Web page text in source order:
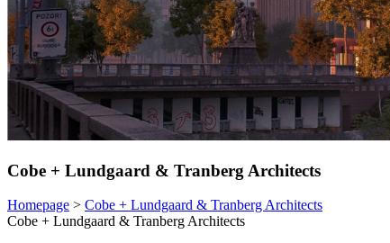
Cobe + Lundgaard & Tranberg Architects
Homepage > Cobe + Lundgaard & Tranberg Architects
Cobe + Lundgaard & Tranberg Architects